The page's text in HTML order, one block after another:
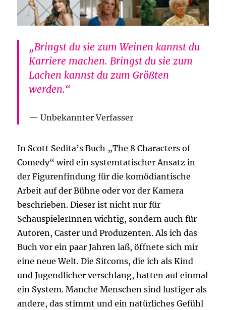
„Bringst du sie zum Weinen kannst du
Karriere machen. Bringst du sie zum
Lachen kannst du zum Größten
werden.“
Unbekannter Verfasser
In Scott Sedita’s Buch „The 8 Characters of
Comedy“ wird ein systemtatischer Ansatz in
der Figurenfindung für die komödiantische
Arbeit auf der Bühne oder vor der Kamera
beschrieben. Dieser ist nicht nur für
SchauspielerInnen wichtig, sondern auch für
Autoren, Caster und Produzenten. Als ich das
Buch vor ein paar Jahren laß, öffnete sich mir
eine neue Welt. Die Sitcoms, die ich als Kind
und Jugendlicher verschlang, hatten auf einmal
ein System. Manche Menschen sind lustiger als
andere, das stimmt und ein natürliches Gefühl